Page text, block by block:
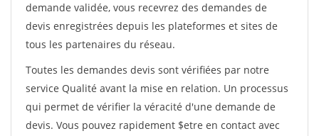
demande validée, vous recevrez des demandes de
devis enregistrées depuis les plateformes et sites de
tous les partenaires du réseau.
Toutes les demandes devis sont vérifiées par notre
service Qualité avant la mise en relation. Un processus
qui permet de vérifier la véracité d'une demande de
devis. Vous pouvez rapidement $etre en contact avec